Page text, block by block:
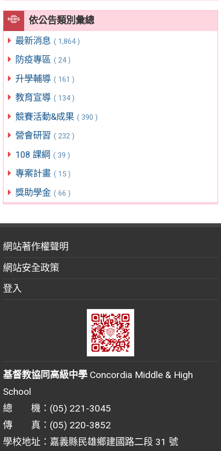
依公告類別彙總
最新消息 ( 1,864 )
防疫專區 ( 24 )
升學輔導 ( 161 )
教育宣導 ( 134 )
競賽活動&成果 ( 390 )
營會研習 ( 232 )
108 課綱 ( 39 )
專案計畫 ( 15 )
獎助學金 ( 66 )
網站著作權聲明
網站安全政策
登入
基督教協同高級中學 Concordia Middle & High
School
總 機：(05) 221-3045
傳 真：(05) 220-3852
學校地址：嘉義縣民雄鄉建國路二段 31 號